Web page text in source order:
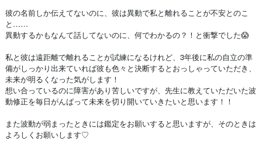
彼の名前しか伝えてないのに、彼は異動で私と離れることが不安とのこ
と……
異動するかもなんて話してないのに、何でわかるの？！と衝撃でした😱
私と彼は遠距離で離れることが試練になるけれど、3年後に私の自立の準
備がしっかり出来ていれば彼も色々と決断するとおっしゃっていただき、
未来が明るくなった気がします！
想い合っているのに障害があり苦しいですが、先生に教えていただいた波
動修正を毎日がんばって未来を切り開いていきたいと思います！！
また波動が弱まったときには鑑定をお願いすると思いますが、そのときは
よろしくお願いします♡